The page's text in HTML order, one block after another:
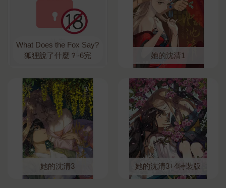
What Does the Fox Say?
狐狸說了什麼？-6完
她的沈清1
她的沈清3 她的沈清3+4特裝版